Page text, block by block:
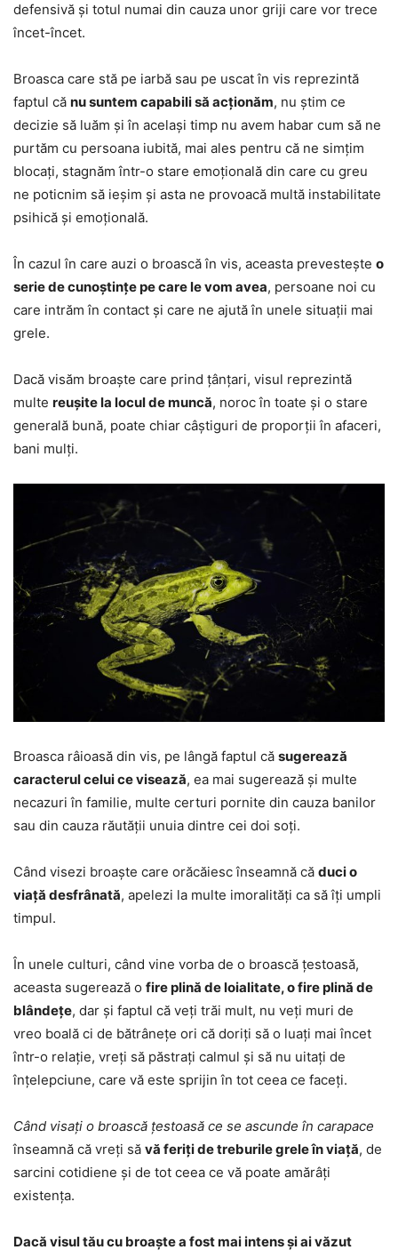
defensivă și totul numai din cauza unor griji care vor trece
încet-încet.
Broasca care stă pe iarbă sau pe uscat în vis reprezintă
faptul că nu suntem capabili să acționăm, nu știm ce
decizie să luăm și în același timp nu avem habar cum să ne
purtăm cu persoana iubită, mai ales pentru că ne simțim
blocați, stagnăm într-o stare emoțională din care cu greu
ne poticnim să ieșim și asta ne provoacă multă instabilitate
psihică și emoțională.
În cazul în care auzi o broască în vis, aceasta prevestește o
serie de cunoștințe pe care le vom avea, persoane noi cu
care intrăm în contact și care ne ajută în unele situații mai
grele.
Dacă visăm broaște care prind țânțari, visul reprezintă
multe reușite la locul de muncă, noroc în toate și o stare
generală bună, poate chiar câștiguri de proporții în afaceri,
bani mulți.
Broasca râioasă din vis, pe lângă faptul că sugerează
caracterul celui ce visează, ea mai sugerează și multe
necazuri în familie, multe certuri pornite din cauza banilor
sau din cauza răutății unuia dintre cei doi soți.
Când visezi broaște care orăcăiesc înseamnă că duci o
viață desfrânată, apelezi la multe imoralități ca să îți umpli
timpul.
În unele culturi, când vine vorba de o broască țestoasă,
aceasta sugerează o fire plină de loialitate, o fire plină de
blândețe, dar și faptul că veți trăi mult, nu veți muri de
vreo boală ci de bătrânețe ori că doriți să o luați mai încet
într-o relație, vreți să păstrați calmul și să nu uitați de
înțelepciune, care vă este sprijin în tot ceea ce faceți.
Când visați o broască țestoasă ce se ascunde în carapace
înseamnă că vreți să vă feriți de treburile grele în viață, de
sarcini cotidiene și de tot ceea ce vă poate amărâți
existența.
Dacă visul tău cu broaște a fost mai intens și ai văzut